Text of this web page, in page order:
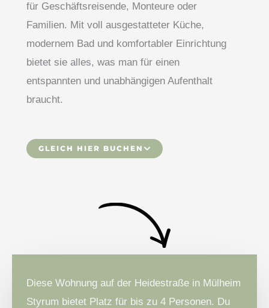
für Geschäftsreisende, Monteure oder
Familien. Mit voll ausgestatteter Küche,
modernem Bad und komfortabler Einrichtung
bietet sie alles, was man für einen
entspannten und unabhängigen Aufenthalt
braucht.
GLEICH HIER BUCHEN
Diese Wohnung auf der Heidestraße in Mülheim
Styrum bietet Platz für bis zu 4 Personen. Du